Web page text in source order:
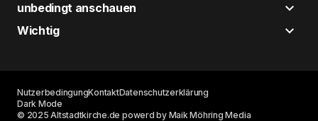
unbedingt anschauen
Wichtig
© 2025 Altstadtkirche.de powerd by Maik Möhring Media
NutzerbedingungKontaktDatenschutzerklärung
Dark Mode